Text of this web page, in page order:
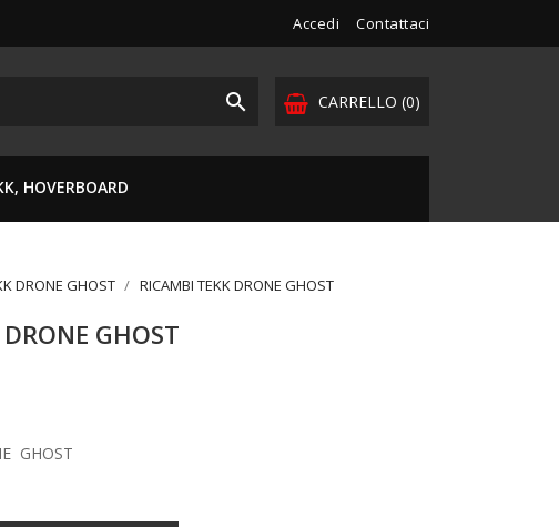
Accedi Contattaci
CARRELLO (0)

HOVERBOARD
DRONE GHOST RICAMBI TEKK DRONE GHOST
GHOST
GHOST